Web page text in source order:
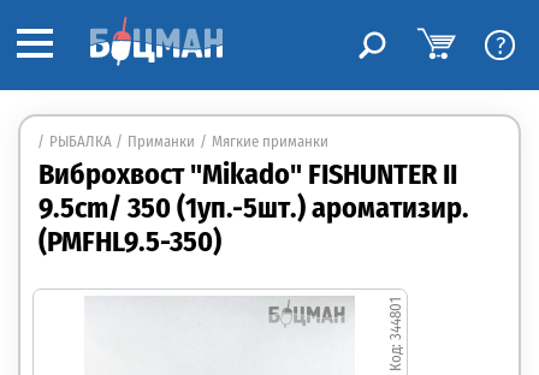
?
РЫБАЛКА Приманки Мягкие приманки
Виброхвост "Mikado" FISHUNTER II
9.5cm/ 350 (1уп.-5шт.) ароматизир.
(PMFHL9.5-350)
344801